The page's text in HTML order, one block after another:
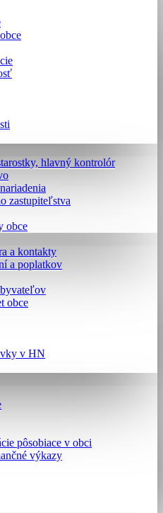
hlavný kontrolór
zastupiteľstva
obce
a kontakty
a poplatkov
obce
v HN
pôsobiace v obci
výkazy